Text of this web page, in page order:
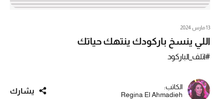
13 مارس 2024
اللي ينسخ باركودك ينتهك حياتك
#اتلف_الباركود
الكاتب:
Regina El Ahmadieh
يشارك